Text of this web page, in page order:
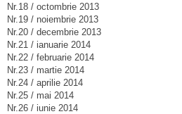
Nr.18 / octombrie 2013
Nr.19 / noiembrie 2013
Nr.20 / decembrie 2013
Nr.21 / ianuarie 2014
Nr.22 / februarie 2014
Nr.23 / martie 2014
Nr.24 / aprilie 2014
Nr.25 / mai 2014
Nr.26 / iunie 2014